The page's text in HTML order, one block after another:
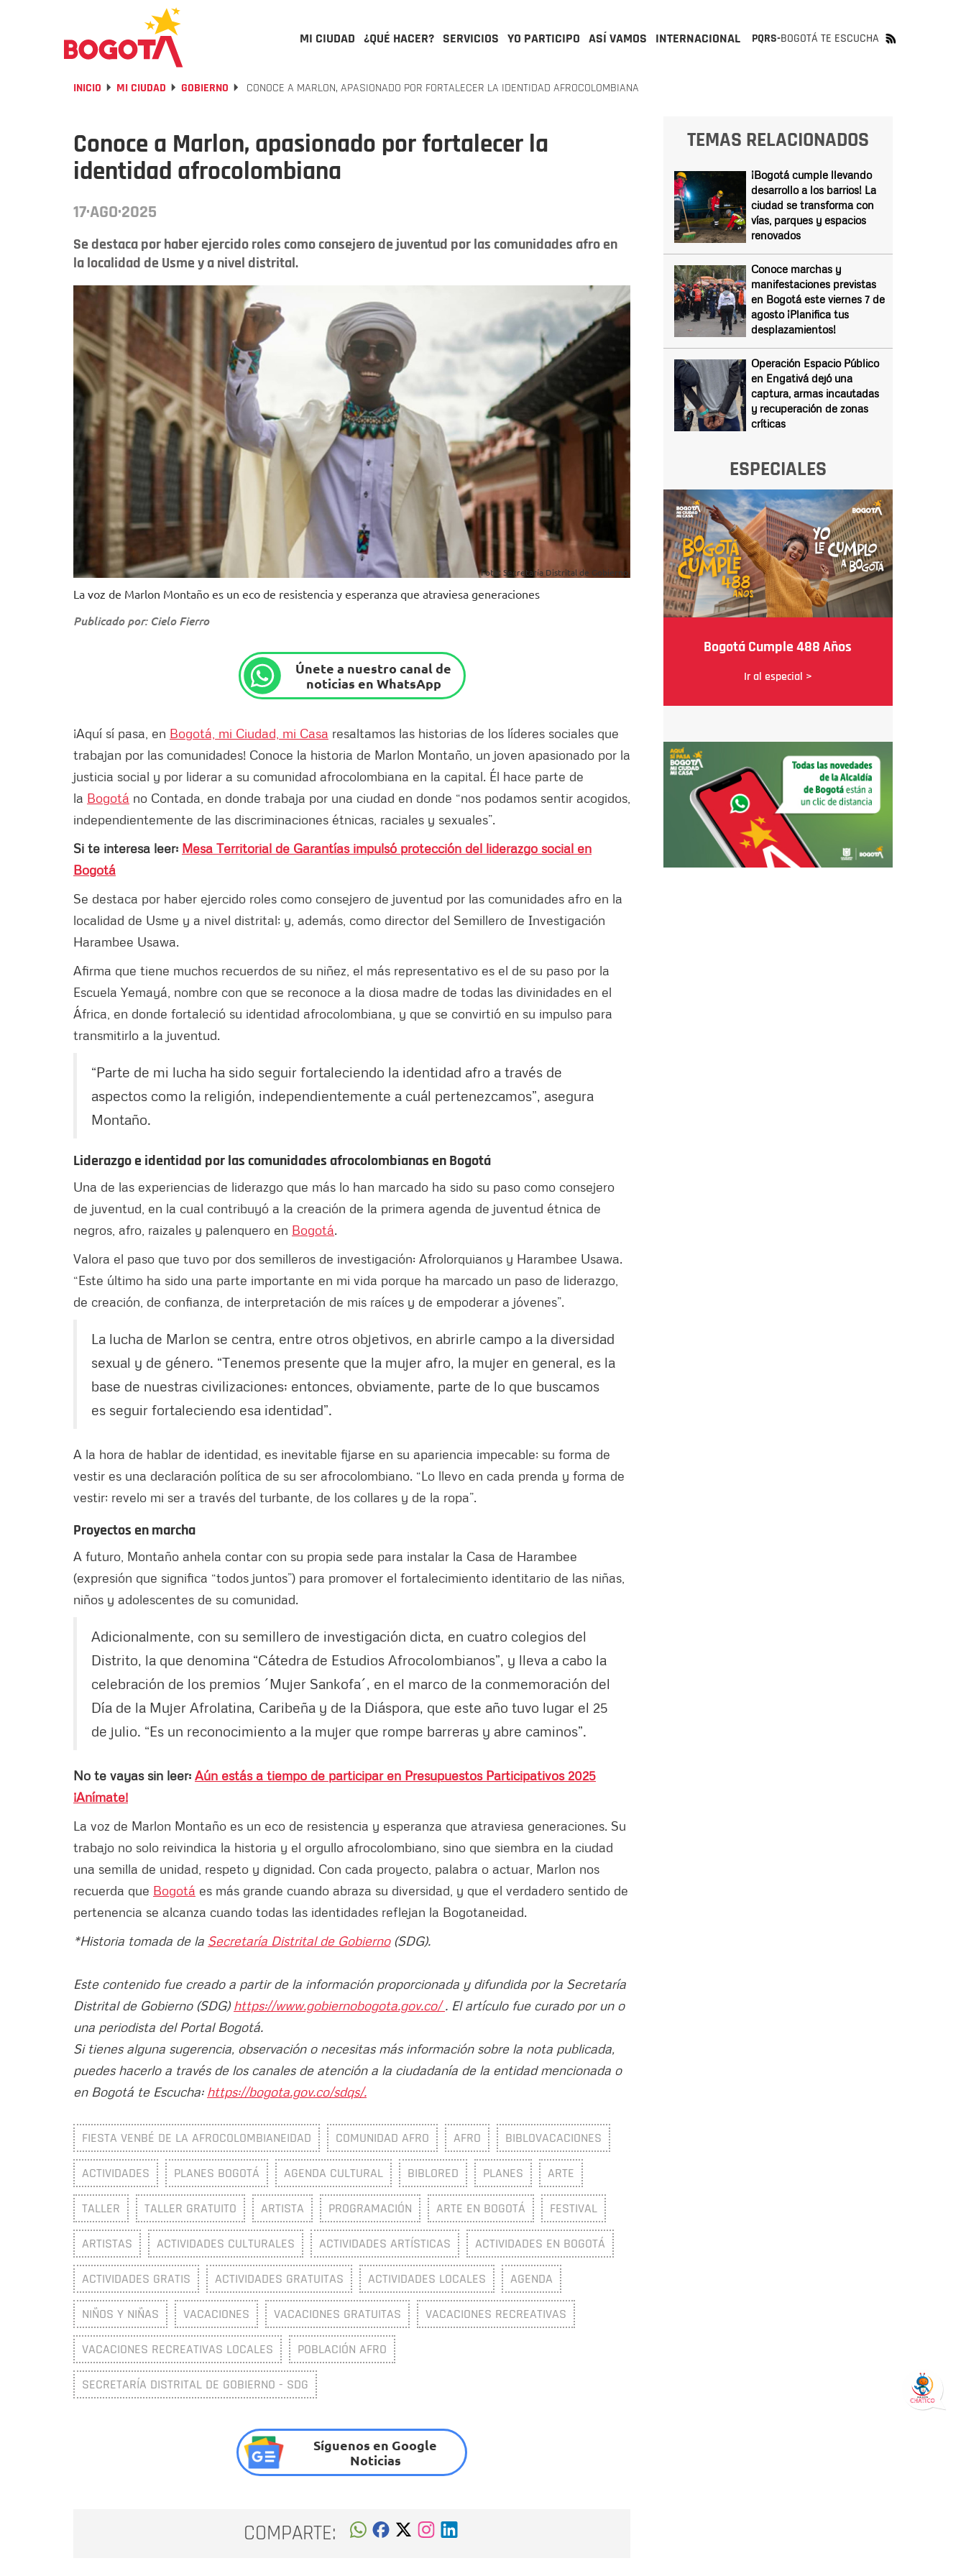
MI CIUDAD ¿QUÉ HACER? SERVICIOS YO PARTICIPO ASÍ VAMOS INTERNACIONAL PQRS-BOGOTÁ TE ESCUCHA
INICIO MI CIUDAD GOBIERNO CONOCE A MARLON, APASIONADO POR FORTALECER LA IDENTIDAD AFROCOLOMBIANA
Conoce a Marlon, apasionado por fortalecer la
identidad afrocolombiana
17·AGO·2025
Se destaca por haber ejercido roles como consejero de juventud por las comunidades afro en
la localidad de Usme y a nivel distrital.
Foto: Secretaría Distrital de Gobierno.
La voz de Marlon Montaño es un eco de resistencia y esperanza que atraviesa generaciones
Publicado por: Cielo Fierro
Únete a nuestro canal de
noticias en WhatsApp
¡Aquí sí pasa, en Bogotá, mi Ciudad, mi Casa resaltamos las historias de los líderes sociales que
trabajan por las comunidades! Conoce la historia de Marlon Montaño, un joven apasionado por la
justicia social y por liderar a su comunidad afrocolombiana en la capital. Él hace parte de
la Bogotá no Contada, en donde trabaja por una ciudad en donde “nos podamos sentir acogidos,
independientemente de las discriminaciones étnicas, raciales y sexuales”.
Si te interesa leer: Mesa Territorial de Garantías impulsó protección del liderazgo social en
Bogotá
Se destaca por haber ejercido roles como consejero de juventud por las comunidades afro en la
localidad de Usme y a nivel distrital; y, además, como director del Semillero de Investigación
Harambee Usawa.
Afirma que tiene muchos recuerdos de su niñez, el más representativo es el de su paso por la
Escuela Yemayá, nombre con que se reconoce a la diosa madre de todas las divinidades en el
África, en donde fortaleció su identidad afrocolombiana, y que se convirtió en su impulso para
transmitirlo a la juventud.
“Parte de mi lucha ha sido seguir fortaleciendo la identidad afro a través de
aspectos como la religión, independientemente a cuál pertenezcamos”, asegura
Montaño.
Liderazgo e identidad por las comunidades afrocolombianas en Bogotá
Una de las experiencias de liderazgo que más lo han marcado ha sido su paso como consejero
de juventud, en la cual contribuyó a la creación de la primera agenda de juventud étnica de
negros, afro, raizales y palenquero en Bogotá.
Valora el paso que tuvo por dos semilleros de investigación: Afrolorquianos y Harambee Usawa.
“Este último ha sido una parte importante en mi vida porque ha marcado un paso de liderazgo,
de creación, de confianza, de interpretación de mis raíces y de empoderar a jóvenes”.
La lucha de Marlon se centra, entre otros objetivos, en abrirle campo a la diversidad
sexual y de género. “Tenemos presente que la mujer afro, la mujer en general, es la
base de nuestras civilizaciones; entonces, obviamente, parte de lo que buscamos
es seguir fortaleciendo esa identidad”.
A la hora de hablar de identidad, es inevitable fijarse en su apariencia impecable; su forma de
vestir es una declaración política de su ser afrocolombiano. “Lo llevo en cada prenda y forma de
vestir; revelo mi ser a través del turbante, de los collares y de la ropa”.
Proyectos en marcha
A futuro, Montaño anhela contar con su propia sede para instalar la Casa de Harambee
(expresión que significa “todos juntos”) para promover el fortalecimiento identitario de las niñas,
niños y adolescentes de su comunidad.
Adicionalmente, con su semillero de investigación dicta, en cuatro colegios del
Distrito, la que denomina “Cátedra de Estudios Afrocolombianos”, y lleva a cabo la
celebración de los premios ´Mujer Sankofa´, en el marco de la conmemoración del
Día de la Mujer Afrolatina, Caribeña y de la Diáspora, que este año tuvo lugar el 25
de julio. “Es un reconocimiento a la mujer que rompe barreras y abre caminos”.
No te vayas sin leer: Aún estás a tiempo de participar en Presupuestos Participativos 2025
¡Anímate!
La voz de Marlon Montaño es un eco de resistencia y esperanza que atraviesa generaciones. Su
trabajo no solo reivindica la historia y el orgullo afrocolombiano, sino que siembra en la ciudad
una semilla de unidad, respeto y dignidad. Con cada proyecto, palabra o actuar, Marlon nos
recuerda que Bogotá es más grande cuando abraza su diversidad, y que el verdadero sentido de
pertenencia se alcanza cuando todas las identidades reflejan la Bogotaneidad.
*Historia tomada de la Secretaría Distrital de Gobierno(SDG).
Este contenido fue creado a partir de la información proporcionada y difundida por la Secretaría
Distrital de Gobierno (SDG) https://www.gobiernobogota.gov.co/. El artículo fue curado por un o
una periodista del Portal Bogotá.
Si tienes alguna sugerencia, observación o necesitas más información sobre la nota publicada,
puedes hacerlo a través de los canales de atención a la ciudadanía de la entidad mencionada o
en Bogotá te Escucha: https://bogota.gov.co/sdqs/.
FIESTA VENBÉ DE LA AFROCOLOMBIANEIDAD COMUNIDAD AFRO AFRO BIBLOVACACIONES
ACTIVIDADES PLANES BOGOTÁ AGENDA CULTURAL BIBLORED PLANES ARTE
TALLER TALLER GRATUITO ARTISTA PROGRAMACIÓN ARTE EN BOGOTÁ FESTIVAL
ARTISTAS ACTIVIDADES CULTURALES ACTIVIDADES ARTÍSTICAS ACTIVIDADES EN BOGOTÁ
ACTIVIDADES GRATIS ACTIVIDADES GRATUITAS ACTIVIDADES LOCALES AGENDA
NIÑOS Y NIÑAS VACACIONES VACACIONES GRATUITAS VACACIONES RECREATIVAS
VACACIONES RECREATIVAS LOCALES POBLACIÓN AFRO
SECRETARÍA DISTRITAL DE GOBIERNO - SDG
Síguenos en Google
Noticias
COMPARTE:
TEMAS RELACIONADOS
¡Bogotá cumple llevando
desarrollo a los barrios! La
ciudad se transforma con
vías, parques y espacios
renovados
Conoce marchas y
manifestaciones previstas
en Bogotá este viernes 7 de
agosto ¡Planifica tus
desplazamientos!
Operación Espacio Público
en Engativá dejó una
captura, armas incautadas
y recuperación de zonas
críticas
ESPECIALES
Bogotá Cumple 488 Años
Ir al especial >